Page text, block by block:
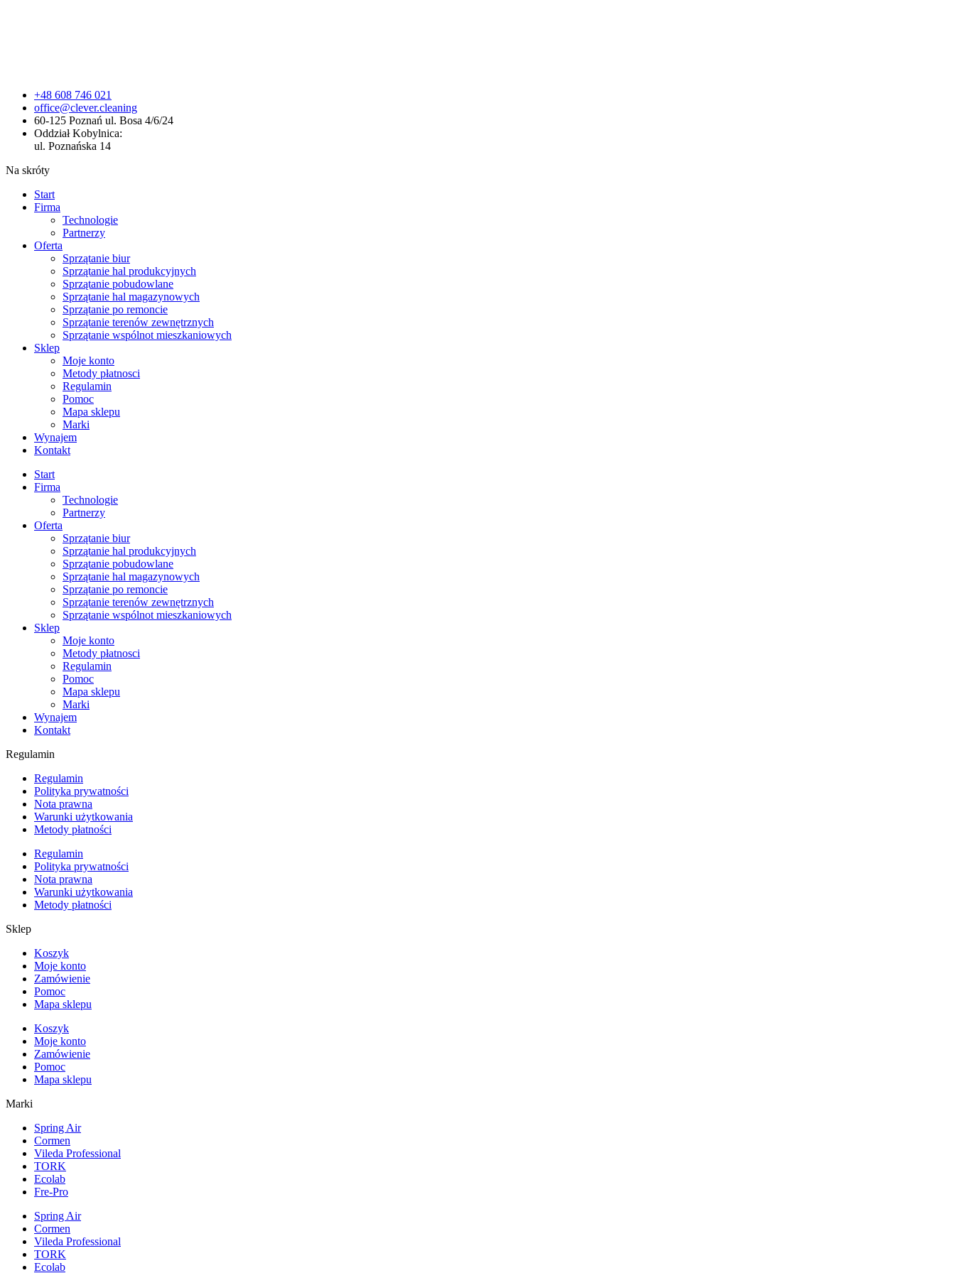
+48 608 746 021
office@clever.cleaning
60-125 Poznań ul. Bosa 4/6/24
Oddział Kobylnica:
ul. Poznańska 14
Na skróty
Start
Firma
Technologie
Partnerzy
Oferta
Sprzątanie biur
Sprzątanie hal produkcyjnych
Sprzątanie pobudowlane
Sprzątanie hal magazynowych
Sprzątanie po remoncie
Sprzątanie terenów zewnętrznych
Sprzątanie wspólnot mieszkaniowych
Sklep
Moje konto
Metody płatnosci
Regulamin
Pomoc
Mapa sklepu
Marki
Wynajem
Kontakt
Start
Firma
Technologie
Partnerzy
Oferta
Sprzątanie biur
Sprzątanie hal produkcyjnych
Sprzątanie pobudowlane
Sprzątanie hal magazynowych
Sprzątanie po remoncie
Sprzątanie terenów zewnętrznych
Sprzątanie wspólnot mieszkaniowych
Sklep
Moje konto
Metody płatnosci
Regulamin
Pomoc
Mapa sklepu
Marki
Wynajem
Kontakt
Regulamin
Regulamin
Polityka prywatności
Nota prawna
Warunki użytkowania
Metody płatności
Regulamin
Polityka prywatności
Nota prawna
Warunki użytkowania
Metody płatności
Sklep
Koszyk
Moje konto
Zamówienie
Pomoc
Mapa sklepu
Koszyk
Moje konto
Zamówienie
Pomoc
Mapa sklepu
Marki
Spring Air
Cormen
Vileda Professional
TORK
Ecolab
Fre-Pro
Spring Air
Cormen
Vileda Professional
TORK
Ecolab